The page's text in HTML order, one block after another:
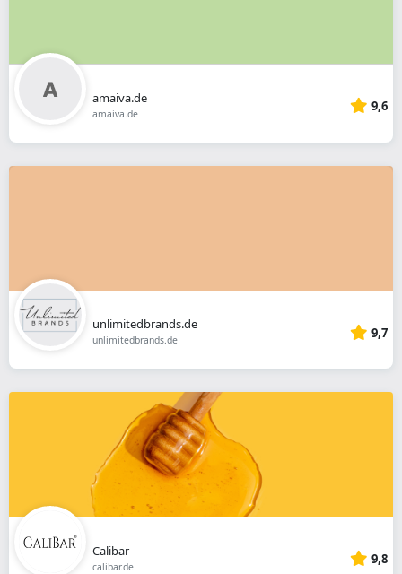
amaiva.de
amaiva.de 9,6
unlimitedbrands.de
unlimitedbrands.de 9,7
Calibar
calibar.de 9,8